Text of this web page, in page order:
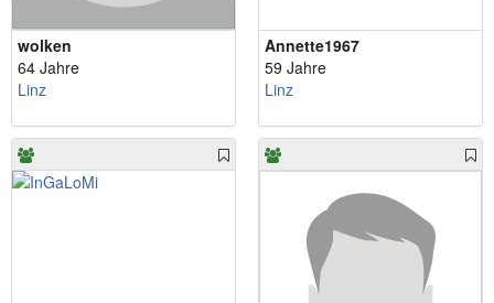
wolken
64 Jahre
Linz
Annette1967
59 Jahre
Linz